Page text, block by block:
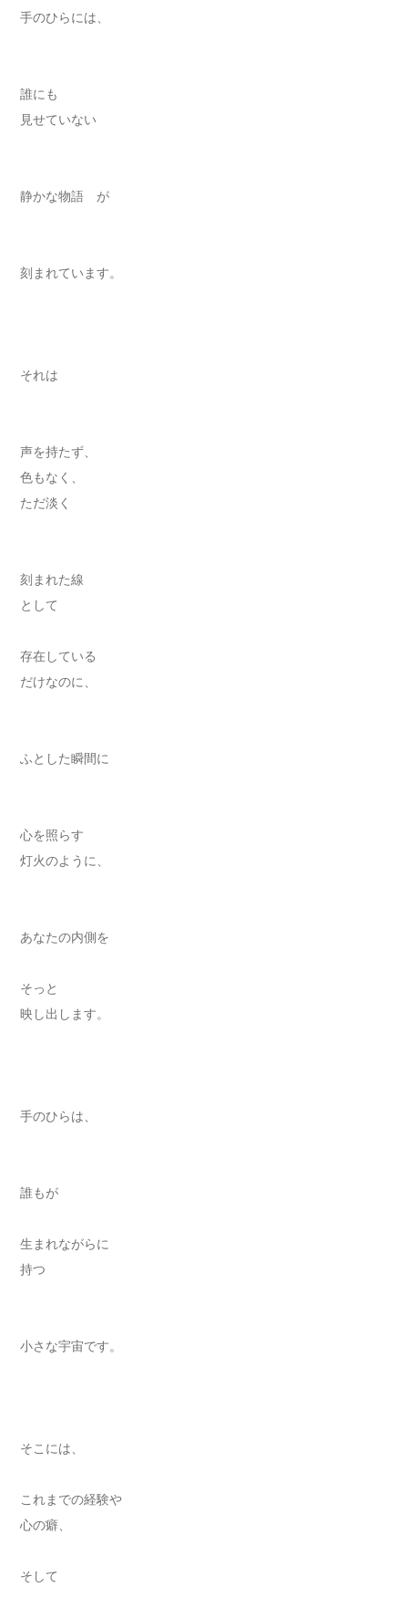
手のひらには、
誰にも
見せていない
静かな物語 が
刻まれています。
それは
声を持たず、
色もなく、
ただ淡く
刻まれた線
として
存在している
だけなのに、
ふとした瞬間に
心を照らす
灯火のように、
あなたの内側を
そっと
映し出します。
手のひらは、
誰もが
生まれながらに
持つ
小さな宇宙です。
そこには、
これまでの経験や
心の癖、
そして